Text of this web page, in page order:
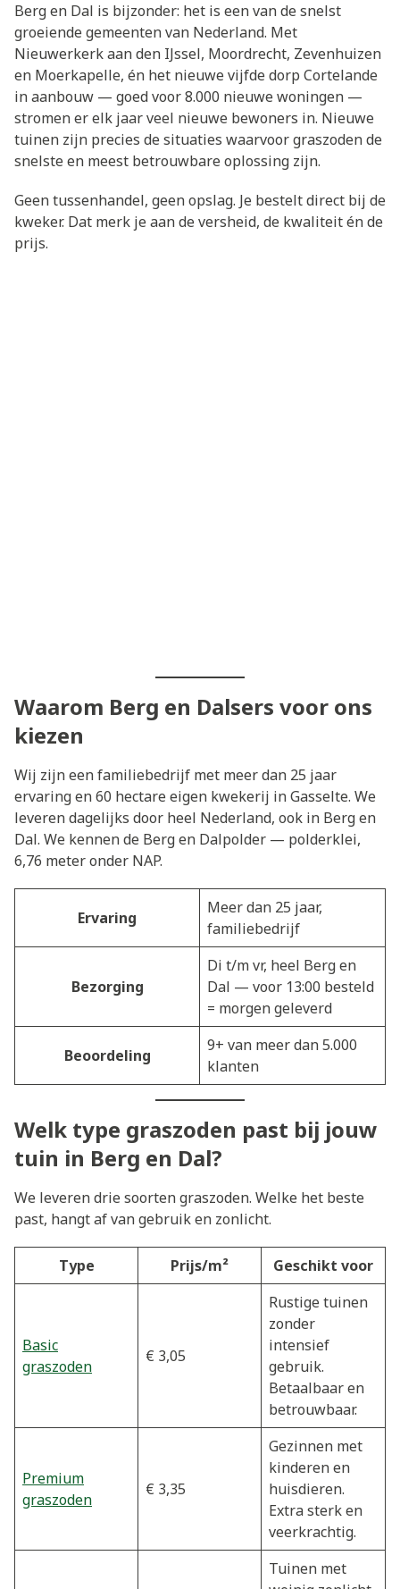
Berg en Dal is bijzonder: het is een van de snelst
groeiende gemeenten van Nederland. Met
Nieuwerkerk aan den IJssel, Moordrecht, Zevenhuizen
en Moerkapelle, én het nieuwe vijfde dorp Cortelande
in aanbouw — goed voor 8.000 nieuwe woningen —
stromen er elk jaar veel nieuwe bewoners in. Nieuwe
tuinen zijn precies de situaties waarvoor graszoden de
snelste en meest betrouwbare oplossing zijn.
Geen tussenhandel, geen opslag. Je bestelt direct bij de
kweker. Dat merk je aan de versheid, de kwaliteit én de
prijs.
Waarom Berg en Dalsers voor ons
kiezen
Wij zijn een familiebedrijf met meer dan 25 jaar
ervaring en 60 hectare eigen kwekerij in Gasselte. We
leveren dagelijks door heel Nederland, ook in Berg en
Dal. We kennen de Berg en Dalpolder — polderklei,
6,76 meter onder NAP.
Ervaring
Meer dan 25 jaar,
familiebedrijf
Bezorging
Di t/m vr, heel Berg en
Dal — voor 13:00 besteld
= morgen geleverd
Beoordeling
9+ van meer dan 5.000
klanten
Welk type graszoden past bij jouw
tuin in Berg en Dal?
We leveren drie soorten graszoden. Welke het beste
past, hangt af van gebruik en zonlicht.
Type Prijs/m² Geschikt voor
Basic
graszoden
€ 3,05
Rustige tuinen
zonder
intensief
gebruik.
Betaalbaar en
betrouwbaar.
Premium
graszoden
€ 3,35
Gezinnen met
kinderen en
huisdieren.
Extra sterk en
veerkrachtig.
Tuinen met